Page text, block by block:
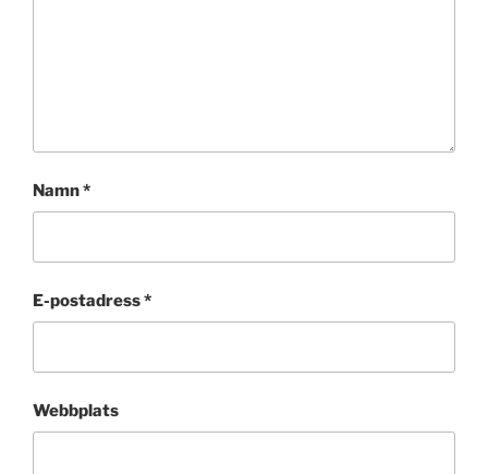
Namn*
E-postadress*
Webbplats